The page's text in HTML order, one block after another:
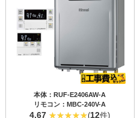
本体：RUF-E2406AW-A
リモコン：MBC-240V-A
4.67 (12件)